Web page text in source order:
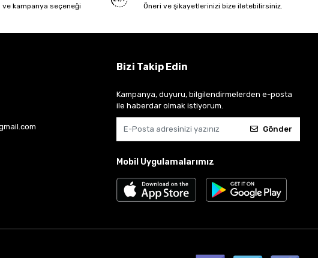
kampanya seçeneği Öneri ve şikayetlerinizi bize iletebilirsiniz.
Bizi Takip Edin
Kampanya, duyuru, bilgilendirmelerden e-posta
ile haberdar olmak istiyorum.
Gönder
Mobil Uygulamalarımız